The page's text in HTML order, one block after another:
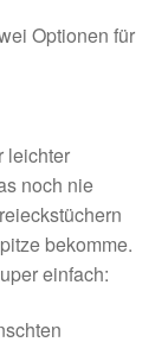
Optionen für
leichter
noch nie
bekomme.
einfach: